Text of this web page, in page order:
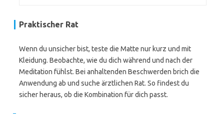
Praktischer Rat
Wenn du unsicher bist, teste die Matte nur kurz und mit
Kleidung. Beobachte, wie du dich während und nach der
Meditation fühlst. Bei anhaltenden Beschwerden brich die
Anwendung ab und suche ärztlichen Rat. So findest du
sicher heraus, ob die Kombination für dich passt.